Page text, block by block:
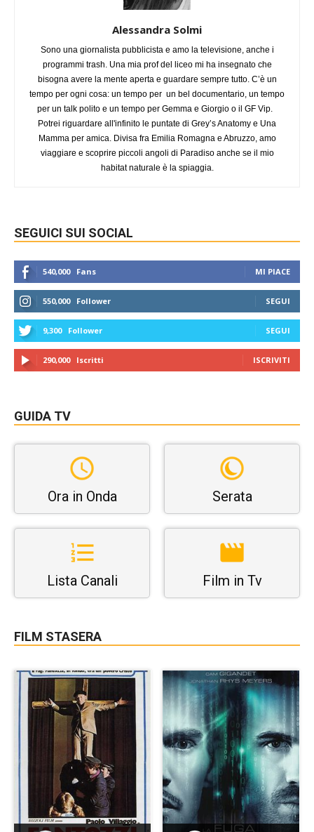
Alessandra Solmi
Sono una giornalista pubblicista e amo la televisione, anche i
programmi trash. Una mia prof del liceo mi ha insegnato che
bisogna avere la mente aperta e guardare sempre tutto. C’è un
tempo per ogni cosa: un tempo per un bel documentario, un tempo
per un talk polito e un tempo per Gemma e Giorgio o il GF Vip.
Potrei riguardare all'infinito le puntate di Grey’s Anatomy e Una
Mamma per amica. Divisa fra Emilia Romagna e Abruzzo, amo
viaggiare e scoprire piccoli angoli di Paradiso anche se il mio
habitat naturale è la spiaggia.
SEGUICI SUI SOCIAL
540,000 Fans MI PIACE
550,000 Follower SEGUI
9,300 Follower SEGUI
290,000 Iscritti ISCRIVITI
GUIDA TV
Ora in Onda Serata
Lista Canali Film in Tv
FILM STASERA